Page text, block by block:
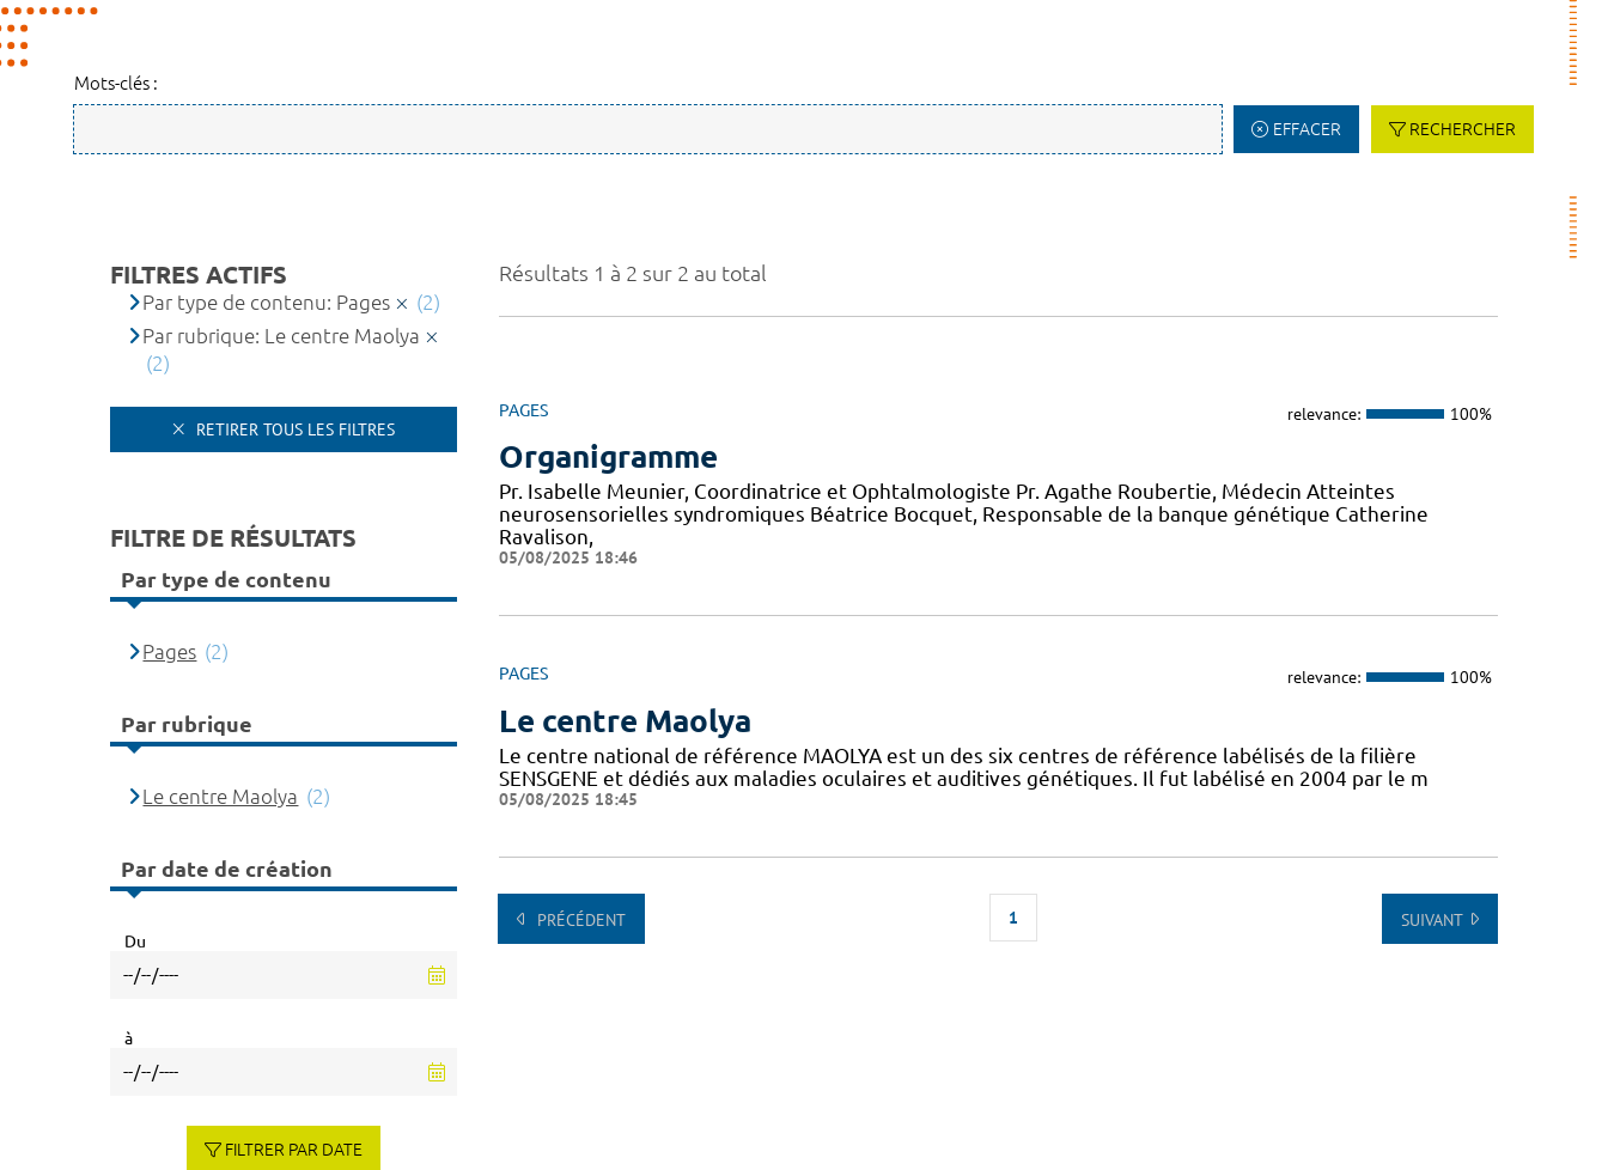
Mots-clés :
EFFACER RECHERCHER
Résultats 1 à 2 sur 2 au total
PAGES relevance: 100%
Organigramme
Pr. Isabelle Meunier, Coordinatrice et Ophtalmologiste Pr. Agathe Roubertie, Médecin Atteintes
neurosensorielles syndromiques Béatrice Bocquet, Responsable de la banque génétique Catherine
Ravalison,
05/08/2025 18:46
PAGES relevance: 100%
Le centre Maolya
Le centre national de référence MAOLYA est un des six centres de référence labélisés de la filière
SENSGENE et dédiés aux maladies oculaires et auditives génétiques. Il fut labélisé en 2004 par le m
05/08/2025 18:45
PRÉCÉDENT 1 SUIVANT
FILTRES ACTIFS
Par type de contenu: Pages
(2)
Par rubrique: Le centre Maolya
(2)
RETIRER TOUS LES FILTRES
FILTRE DE RÉSULTATS
Par type de contenu
Pages (2)
Par rubrique
Le centre Maolya (2)
Par date de création
Du
à
FILTRER PAR DATE